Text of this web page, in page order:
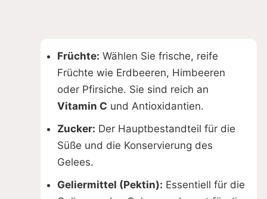
Früchte: Wählen Sie frische, reife
Früchte wie Erdbeeren, Himbeeren
oder Pfirsiche. Sie sind reich an
Vitamin C und Antioxidantien.
Zucker: Der Hauptbestandteil für die
Süße und die Konservierung des
Gelees.
Geliermittel (Pektin): Essentiell für die